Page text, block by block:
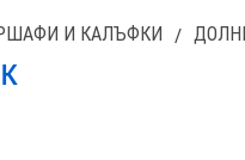
И КАЛЪФКИ /